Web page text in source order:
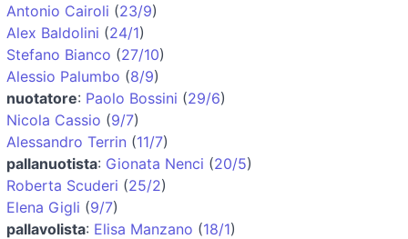
Antonio Cairoli (23/9)
Alex Baldolini (24/1)
Stefano Bianco (27/10)
Alessio Palumbo (8/9)
nuotatore: Paolo Bossini (29/6)
Nicola Cassio (9/7)
Alessandro Terrin (11/7)
pallanuotista: Gionata Nenci (20/5)
Roberta Scuderi (25/2)
Elena Gigli (9/7)
pallavolista: Elisa Manzano (18/1)